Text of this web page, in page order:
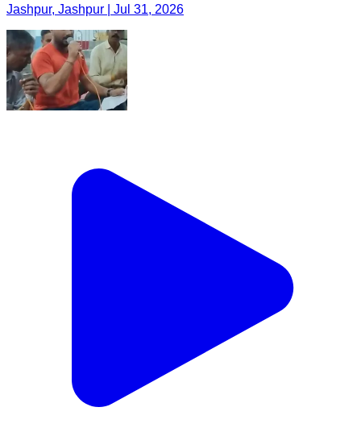
Jashpur, Jashpur | Jul 31, 2026